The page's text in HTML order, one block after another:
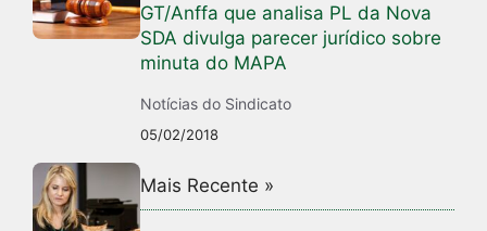
GT/Anffa que analisa PL da Nova
SDA divulga parecer jurídico sobre
minuta do MAPA
Notícias do Sindicato
05/02/2018
Mais Recente »